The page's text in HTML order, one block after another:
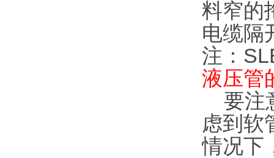
料窄的
电缆隔
注：
液压管
要注
虑到软
情况下